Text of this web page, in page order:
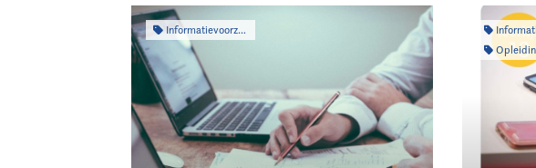
Informatievoorziening
Opleiding &